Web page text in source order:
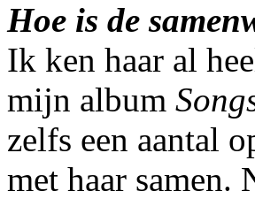
Hoe is de
Ik ken haar al
mijn album
zelfs een aantal
met haar samen.